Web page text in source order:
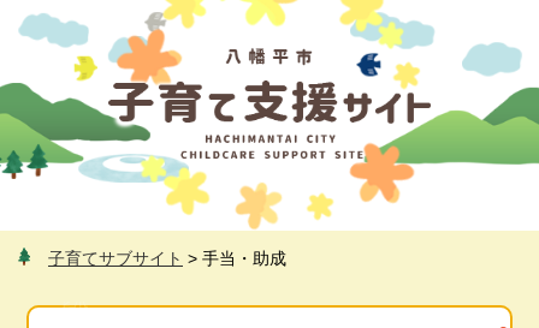
の
先
で
ー
を
ば
子育てサブサイト > 手当・助成
本